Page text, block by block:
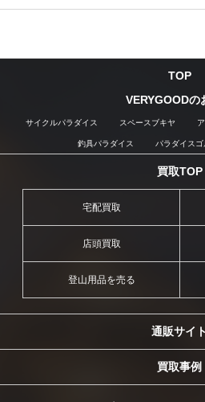
TOP
VERYGOODの
サイクルパラダイス スペースブキヤ
釣具パラダイス パラダイスゴ
買取TOP
宅配買取
店頭買取
登山用品を売る
通販サイト
買取事例